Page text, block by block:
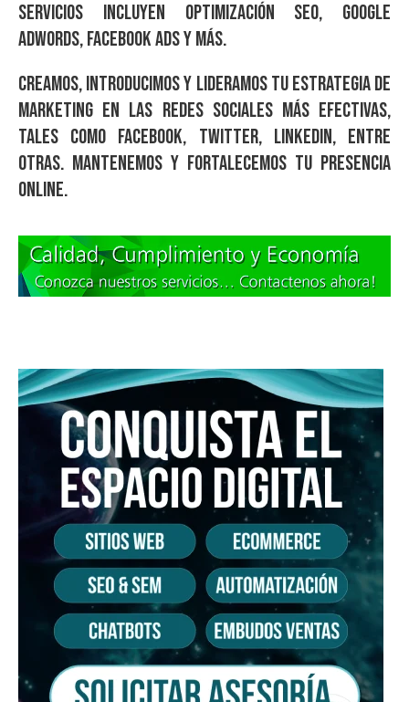
servicios incluyen Optimización SEO, Google
Adwords, Facebook Ads y más.
Creamos, introducimos y lideramos tu estrategia de
marketing en las redes sociales más efectivas,
tales como Facebook, Twitter, Linkedin, entre
otras. Mantenemos y fortalecemos tu presencia
online.